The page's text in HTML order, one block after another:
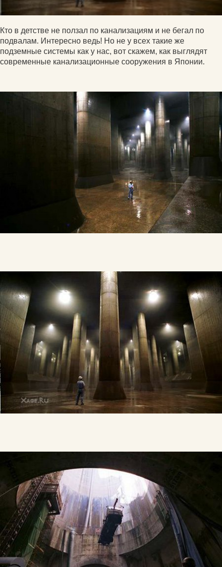
Кто в детстве не ползал по канализациям и не бегал по
подвалам. Интересно ведь! Но не у всех такие же
подземные системы как у нас, вот скажем, как выглядят
современные канализационные сооружения в Японии.